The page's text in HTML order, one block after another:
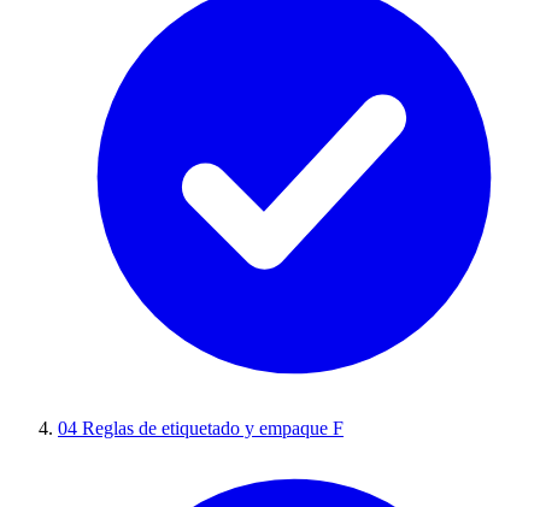
04 Reglas de etiquetado y empaque F